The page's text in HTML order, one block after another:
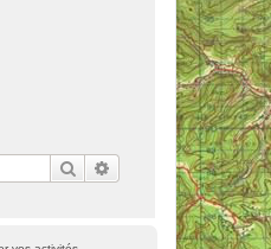
RechercherRecherche avancée